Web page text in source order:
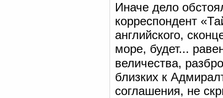
Иначе дело
корреспондент
английского,
море, будет...
величества,
близких к
соглашения, не